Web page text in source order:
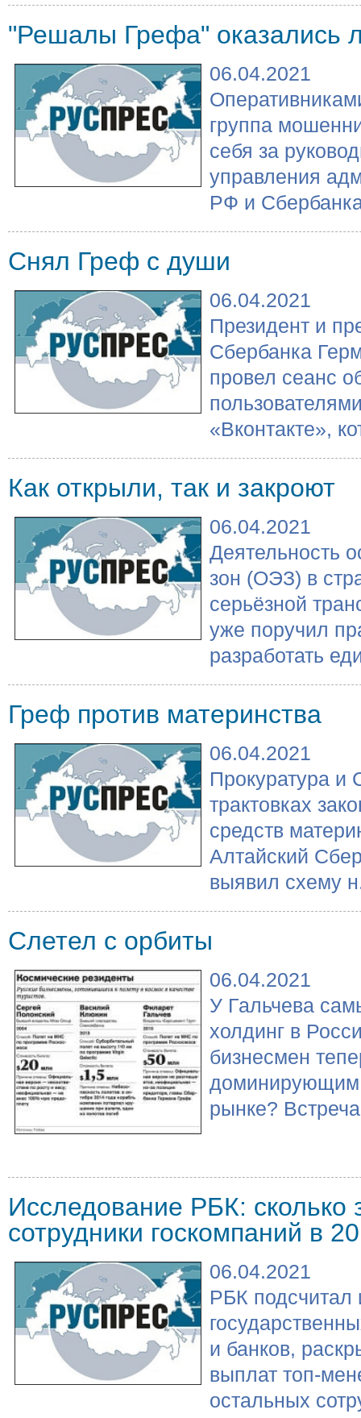
"Решалы Грефа" оказались
06.04.2021
группа
себя за
управления
РФ и
Снял Греф с души
06.04.2021
Президент и
Сбербанка
провел сеанс
«Вконтакте»,
Как открыли, так и закроют
06.04.2021
Деятельность
зон (ОЭЗ) в
серьёзной
уже поручил
разработать
Греф против материнства
06.04.2021
Прокуратура и
трактовках
средств
Алтайский
выявил схему
Слетел с орбиты
06.04.2021
У Гальчева
холдинг в
бизнесмен
доминирующим
рынке?
Исследование РБК: сколько
сотрудники госкомпаний в
06.04.2021
РБК подсчитал
и банков,
выплат топ-
остальных